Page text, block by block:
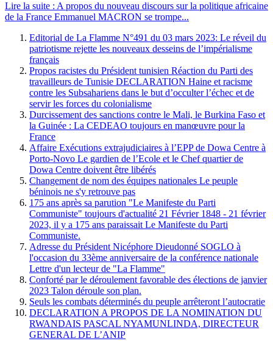
Lire la suite : A propos du nouveau discours sur la politique africaine
de la France Emmanuel MACRON se trompe...
Editorial de La Flamme N°491 du 03 mars 2023: Le réveil du
patriotisme rejette les nouveaux desseins de l’impérialisme
français
Propos racistes du Président tunisien Réaction du Parti des
travailleurs de Tunisie DECLARATION Haine et racisme
contre les Subsahariens dans le but d’occulter l’échec et de
servir les forces du colonialisme
Durcissement des sanctions contre le Mali, le Burkina Faso et
la Guinée : La CEDEAO toujours en manœuvre pour la
France
Affaire Exécutions extrajudiciaires à l’EPP de Dowa Centre à
Porto-Novo Le gardien de l’Ecole et le Chef quartier de
Dowa Centre doivent être libérés
Changement de nom des équipes nationales Le peuple
béninois ne s'y retrouve pas
175 ans après sa parution "Le Manifeste du Parti
Communiste" toujours d'actualité 21 Février 1848 - 21 février
2023, il y a 175 ans paraissait Le Manifeste du Parti
Communiste.
Adresse du Président Nicéphore Dieudonné SOGLO à
l'occasion du 33ème anniversaire de la conférence nationale
Lettre d'un lecteur de "La Flamme"
Conforté par le déroulement favorable des élections de janvier
2023 Talon déroule son plan.
Seuls les combats déterminés du peuple arrêteront l’autocratie
DECLARATION A PROPOS DE LA NOMINATION DU
RWANDAIS PASCAL NYAMUNLINDA, DIRECTEUR
GENERAL DE L’ANIP